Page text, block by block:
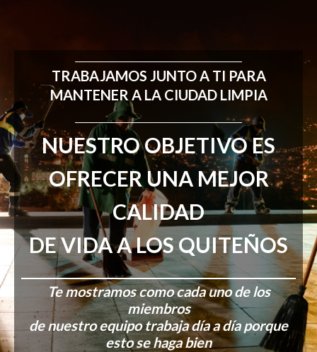
TRABAJAMOS JUNTO A TI PARA
MANTENER A LA CIUDAD LIMPIA
NUESTRO OBJETIVO ES
OFRECER UNA MEJOR
CALIDAD
DE VIDA A LOS QUITEÑOS
Te mostramos como cada uno de los
miembros
de nuestro equipo trabaja día a día porque
esto se haga bien